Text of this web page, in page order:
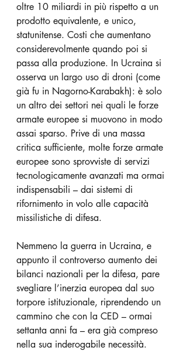
oltre 10 miliardi in più rispetto a un
prodotto equivalente, e unico,
statunitense. Costi che aumentano
considerevolmente quando poi si
passa alla produzione. In Ucraina si
osserva un largo uso di droni (come
già fu in Nagorno-Karabakh): è solo
un altro dei settori nei quali le forze
armate europee si muovono in modo
assai sparso. Prive di una massa
critica sufficiente, molte forze armate
europee sono sprovviste di servizi
tecnologicamente avanzati ma ormai
indispensabili – dai sistemi di
rifornimento in volo alle capacità
missilistiche di difesa.
Nemmeno la guerra in Ucraina, e
appunto il controverso aumento dei
bilanci nazionali per la difesa, pare
svegliare l’inerzia europea dal suo
torpore istituzionale, riprendendo un
cammino che con la CED – ormai
settanta anni fa – era già compreso
nella sua inderogabile necessità.